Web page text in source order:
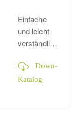
Einfache
und leicht
verständliche
die Ihnen
zeigt, wie
Bettset
Down-
Katalog